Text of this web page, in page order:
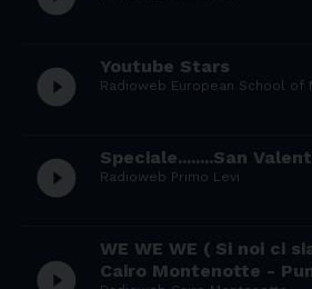
play_circle_filled Youtube Stars
Radioweb European School of
play_circle_filled Speciale........San
Radioweb Primo Levi
WE WE WE ( Si noi ci
Cairo Montenotte -